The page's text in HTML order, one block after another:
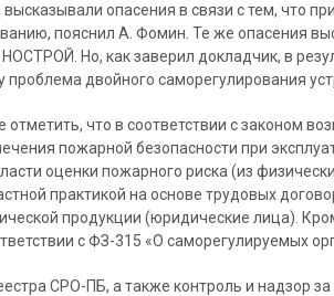
высказывали опасения в связи с тем, что
пояснил А. Фомин. Те же опасения
Но, как заверил докладчик, в
проблема двойного саморегулирования
отметить, что в соответствии с законом
пожарной безопасности при
оценки пожарного риска (из
практикой на основе трудовых
продукции (юридические лица).
с ФЗ-315 «О саморегулируемых
СРО-ПБ, а также контроль и надзор